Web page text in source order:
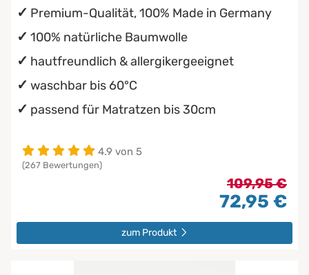
Premium-Qualität, 100% Made in Germany
100% natürliche Baumwolle
hautfreundlich & allergikergeeignet
waschbar bis 60°C
passend für Matratzen bis 30cm
4.9 von 5
(267 Bewertungen)
109,95 €
72,95 €
zum Produkt